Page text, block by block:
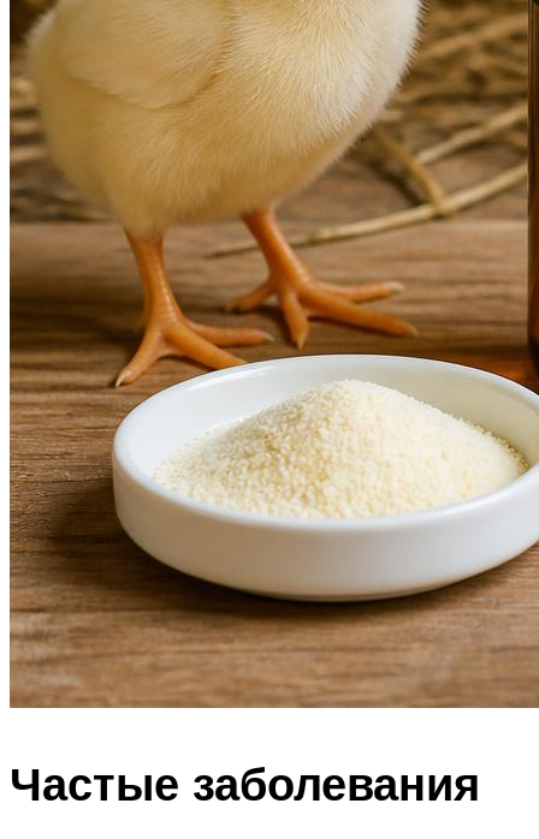
Частые заболевания